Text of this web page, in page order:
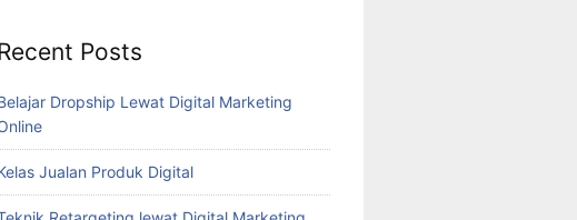
Posts
Dropship Lewat Digital Marketing
Jualan Produk Digital